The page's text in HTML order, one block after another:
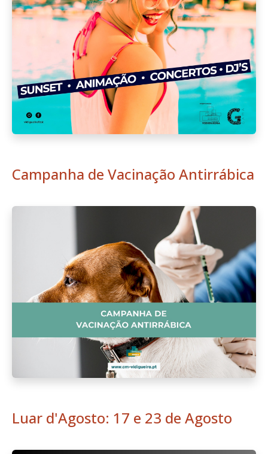
Campanha de Vacinação Antirrábica
Luar d'Agosto: 17 e 23 de Agosto